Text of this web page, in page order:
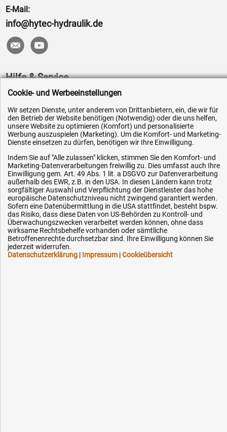
E-Mail:
info@hytec-hydraulik.de
Hilfe & Service
Versandkosten
Zahlungsarten
Service
AGB / Widerrufsrecht
Datenschutz
Impressum
Karriere
OEM-Ersatzteile
Technik-Hilfe
Downloads
Kontakt
Cookie- und Werbeeinstellungen
Wir setzen Dienste, unter anderem von Drittanbietern, ein, die wir für
den Betrieb der Website benötigen (Notwendig) oder die uns helfen,
unsere Website zu optimieren (Komfort) und personalisierte
Werbung auszuspielen (Marketing). Um die Komfort- und Marketing-
Dienste einsetzen zu dürfen, benötigen wir Ihre Einwilligung.
Indem Sie auf "Alle zulassen" klicken, stimmen Sie den Komfort- und
Marketing-Datenverarbeitungen freiwillig zu. Dies umfasst auch Ihre
Einwilligung gem. Art. 49 Abs. 1 lit. a DSGVO zur Datenverarbeitung
außerhalb des EWR, z.B. in den USA. In diesen Ländern kann trotz
sorgfältiger Auswahl und Verpflichtung der Dienstleister das hohe
europäische Datenschutzniveau nicht zwingend garantiert werden.
Sofern eine Datenübermittlung in die USA stattfindet, besteht bspw.
das Risiko, dass diese Daten von US-Behörden zu Kontroll- und
Überwachungszwecken verarbeitet werden können, ohne dass
wirksame Rechtsbehelfe vorhanden oder sämtliche
Betroffenenrechte durchsetzbar sind. Ihre Einwilligung können Sie
jederzeit widerrufen.
Datenschutzerklärung | Impressum |Cookieübersicht